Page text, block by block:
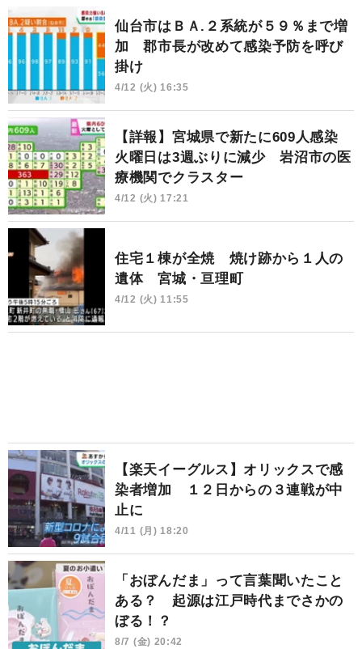
仙台市はＢＡ.２系統が５９％まで増
加 郡市長が改めて感染予防を呼び
掛け
4/12 (火) 16:35
【詳報】宮城県で新たに609人感染
火曜日は3週ぶりに減少 岩沼市の医
療機関でクラスター
4/12 (火) 17:21
住宅１棟が全焼 焼け跡から１人の
遺体 宮城・亘理町
4/12 (火) 11:55
【楽天イーグルス】オリックスで感
染者増加 １２日からの３連戦が中
止に
4/11 (月) 18:20
「おぼんだま」って言葉聞いたこと
ある？ 起源は江戸時代までさかの
ぼる！？
8/7 (金) 20:42